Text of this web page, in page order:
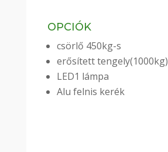
OPCIÓK
csörlő 450kg-s
erősített tengely(1000kg)
LED1 lámpa
Alu felnis kerék